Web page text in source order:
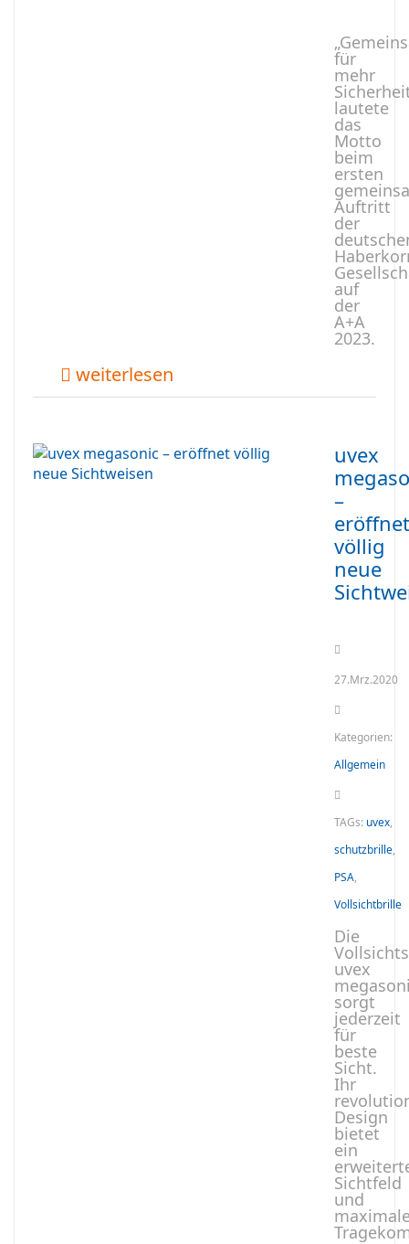
für
mehr
lautete
das
Motto
beim
ersten
Auftritt
der
auf
der
A+A
2023.
weiterlesen
uvex
–
eröffnet
völlig
neue
27.Mrz.2020
Kategorien:
Allgemein
TAGs: uvex,
schutzbrille,
PSA,
Vollsichtbrille
Die
uvex
sorgt
jederzeit
für
beste
Sicht.
Ihr
Design
bietet
ein
Sichtfeld
und